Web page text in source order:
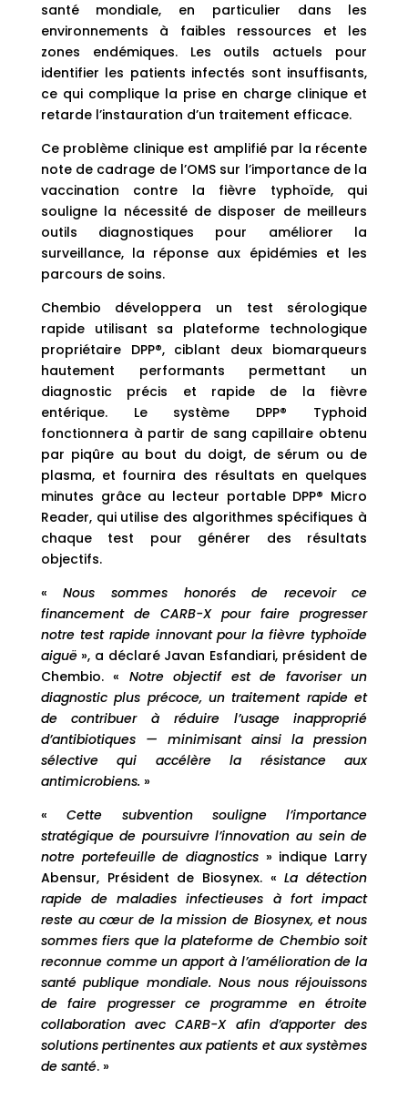
santé mondiale, en particulier dans les
environnements à faibles ressources et les
zones endémiques. Les outils actuels pour
identifier les patients infectés sont insuffisants,
ce qui complique la prise en charge clinique et
retarde l’instauration d’un traitement efficace.
Ce problème clinique est amplifié par la récente
note de cadrage de l’OMS sur l’importance de la
vaccination contre la fièvre typhoïde, qui
souligne la nécessité de disposer de meilleurs
outils diagnostiques pour améliorer la
surveillance, la réponse aux épidémies et les
parcours de soins.
Chembio développera un test sérologique
rapide utilisant sa plateforme technologique
propriétaire DPP®, ciblant deux biomarqueurs
hautement performants permettant un
diagnostic précis et rapide de la fièvre
entérique. Le système DPP® Typhoid
fonctionnera à partir de sang capillaire obtenu
par piqûre au bout du doigt, de sérum ou de
plasma, et fournira des résultats en quelques
minutes grâce au lecteur portable DPP® Micro
Reader, qui utilise des algorithmes spécifiques à
chaque test pour générer des résultats
objectifs.
«Nous sommes honorés de recevoir ce
financement de CARB-X pour faire progresser
notre test rapide innovant pour la fièvre typhoïde
aiguë», a déclaré Javan Esfandiari, président de
Chembio. « Notre objectif est de favoriser un
diagnostic plus précoce, un traitement rapide et
de contribuer à réduire l’usage inapproprié
d’antibiotiques — minimisant ainsi la pression
sélective qui accélère la résistance aux
antimicrobiens. »
«Cette subvention souligne l’importance
stratégique de poursuivre l’innovation au sein de
notre portefeuille de diagnostics » indique Larry
Abensur, Président de Biosynex. «La détection
rapide de maladies infectieuses à fort impact
reste au cœur de la mission de Biosynex, et nous
sommes fiers que la plateforme de Chembio soit
reconnue comme un apport à l’amélioration de la
santé publique mondiale. Nous nous réjouissons
de faire progresser ce programme en étroite
collaboration avec CARB-X afin d’apporter des
solutions pertinentes aux patients et aux systèmes
de santé. »